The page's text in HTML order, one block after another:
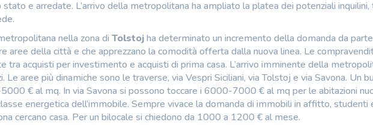
e arredate. L’arrivo della metropolitana ha ampliato la platea dei potenziali inquilini,
nella zona di Tolstojha determinato un incremento della domanda da
aree della città e che apprezzano la comodità offerta dalla nuova linea. Le
tra acquisti per investimento e acquisti di prima casa. L’arrivo imminente della
Le aree più dinamiche sono le traverse, via Vespri Siciliani, via Tolstoj e via Savona. Un
€ al mq. In via Savona si possono toccare i 6000-7000 € al mq per le abitazioni
energetica dell’immobile. Sempre vivace la domanda di immobili in affitto, studenti
cercano casa. Per un bilocale si chiedono da 1000 a 1200 € al mese.